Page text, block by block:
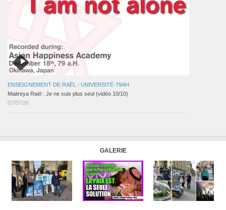
ENSEIGNEMENT DE RAËL / UNIVERSITÉ-79AH
Maitreya Raël : Je ne suis plus seul (vidéo 10/10)
07/07/26
GALERIE